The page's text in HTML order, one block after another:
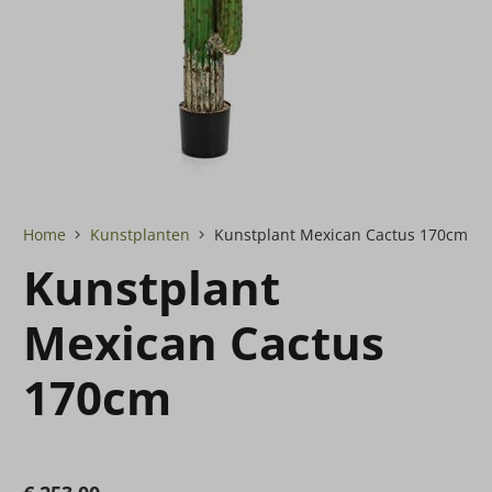
Home Kunstplanten Kunstplant Mexican Cactus 170cm
Kunstplant
Mexican Cactus
170cm